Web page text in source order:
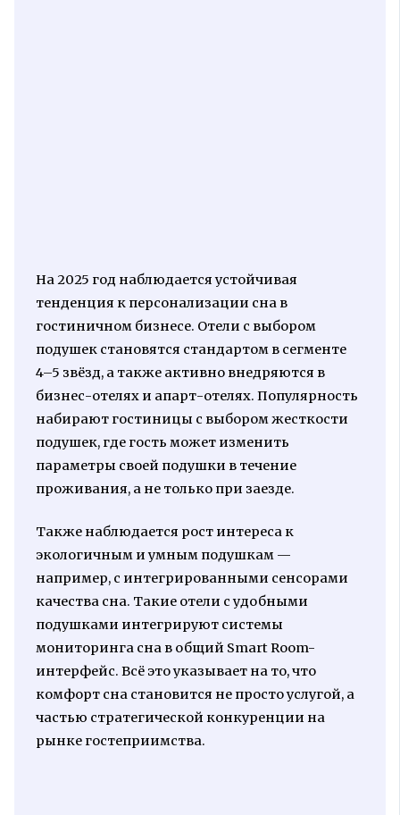
На 2025 год наблюдается устойчивая
тенденция к персонализации сна в
гостиничном бизнесе. Отели с выбором
подушек становятся стандартом в сегменте
4–5 звёзд, а также активно внедряются в
бизнес-отелях и апарт-отелях. Популярность
набирают гостиницы с выбором жесткости
подушек, где гость может изменить
параметры своей подушки в течение
проживания, а не только при заезде.
Также наблюдается рост интереса к
экологичным и умным подушкам —
например, с интегрированными сенсорами
качества сна. Такие отели с удобными
подушками интегрируют системы
мониторинга сна в общий Smart Room-
интерфейс. Всё это указывает на то, что
комфорт сна становится не просто услугой, а
частью стратегической конкуренции на
рынке гостеприимства.